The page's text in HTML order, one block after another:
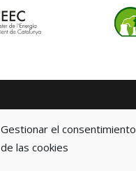
Gestionar el consentimiento
de las cookies